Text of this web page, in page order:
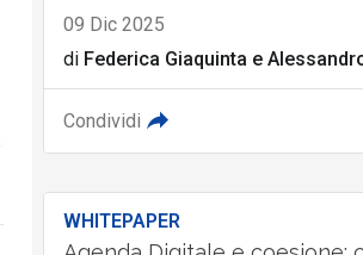
09 Dic 2025
di Federica Giaquinta e
Condividi
WHITEPAPER